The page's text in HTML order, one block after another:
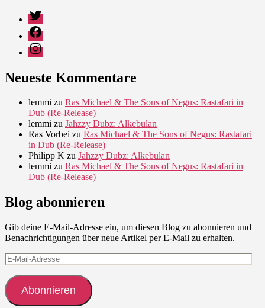
Twitter
Facebook
Instagram
Neueste Kommentare
lemmi zu Ras Michael & The Sons of Negus: Rastafari in
Dub (Re-Release)
lemmi zu Jahzzy Dubz: Alkebulan
Ras Vorbei zu Ras Michael & The Sons of Negus: Rastafari
in Dub (Re-Release)
Philipp K zu Jahzzy Dubz: Alkebulan
lemmi zu Ras Michael & The Sons of Negus: Rastafari in
Dub (Re-Release)
Blog abonnieren
Gib deine E-Mail-Adresse ein, um diesen Blog zu abonnieren und
Benachrichtigungen über neue Artikel per E-Mail zu erhalten.
E-
Mail-
Adresse
Abonnieren